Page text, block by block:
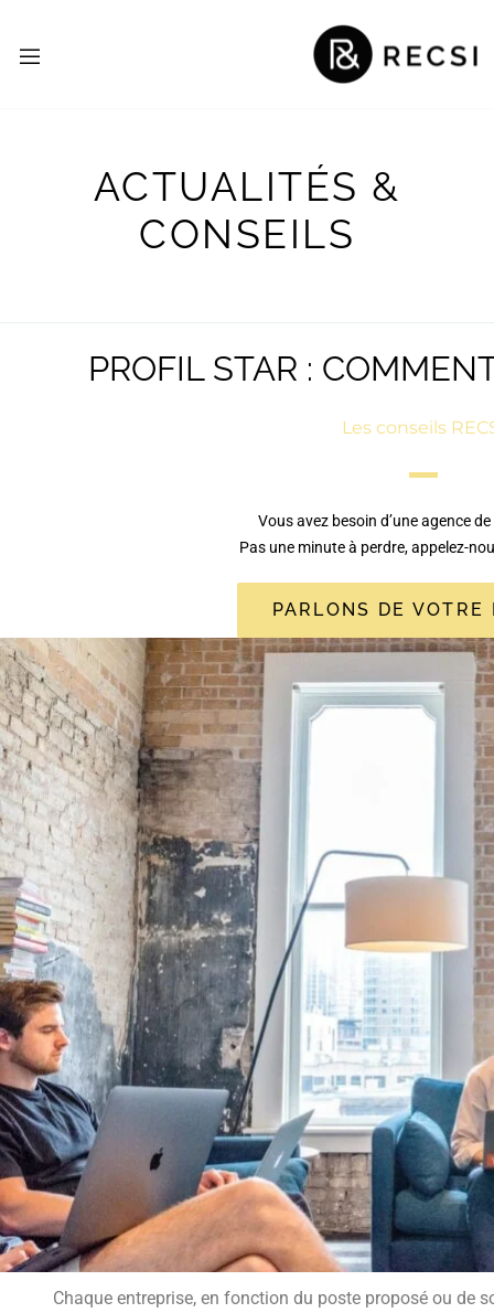
ACTUALITÉS &
CONSEILS
PROFIL STAR :
Les conseils
Vous avez besoin d’une agence
Pas une minute à perdre, appelez-
PARLONS DE VOTRE
Chaque entreprise, en fonction du poste proposé ou de